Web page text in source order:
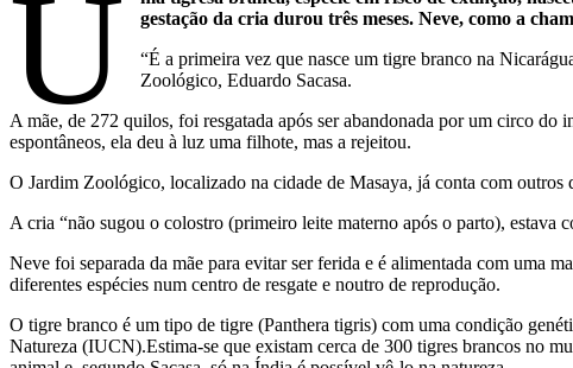
U
gestação da cria durou três meses. Neve, como a
“É a primeira vez que nasce um tigre branco na
Zoológico, Eduardo Sacasa.
A mãe, de 272 quilos, foi resgatada após ser abandonada por um circo
espontâneos, ela deu à luz uma filhote, mas a rejeitou.
O Jardim Zoológico, localizado na cidade de Masaya, já conta com
A cria “não sugou o colostro (primeiro leite materno após o parto), estava
Neve foi separada da mãe para evitar ser ferida e é alimentada com uma
diferentes espécies num centro de resgate e noutro de reprodução.
O tigre branco é um tipo de tigre (Panthera tigris) com uma condição
Natureza (IUCN).Estima-se que existam cerca de 300 tigres brancos no